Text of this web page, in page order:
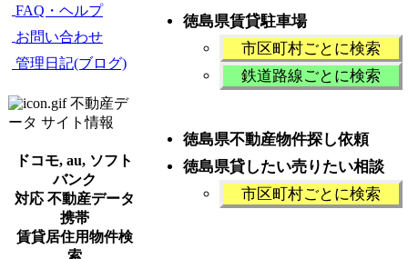
FAQ・ヘルプ
お問い合わせ
管理日記(ブログ)
不動産デ
ータ サイト情報
ドコモ, au, ソフト
バンク
対応 不動産データ
携帯
賃貸居住用物件検
索
徳島県賃貸駐車場
市区町村ごとに検索
鉄道路線ごとに検索
徳島県不動産物件探し依頼
徳島県貸したい売りたい相談
市区町村ごとに検索